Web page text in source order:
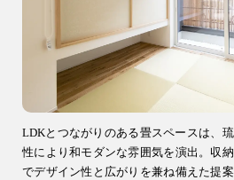
LDKとつながりのある畳スペースは、
性により和モダンな雰囲気を演出。収
でデザイン性と広がりを兼ね備えた提